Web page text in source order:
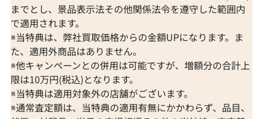
までとし、景品表示法その他関係法令を遵守した範囲内
で適用されます。
※当特典は、弊社買取価格からの金額UPになります。ま
た、適用外商品はありません。
※他キャンペーンとの併用は可能ですが、増額分の合計上
限は10万円(税込)となります。
※当特典は適用対象外の店舗がございます。
※通常査定額は、当特典の適用有無にかかわらず、品目、